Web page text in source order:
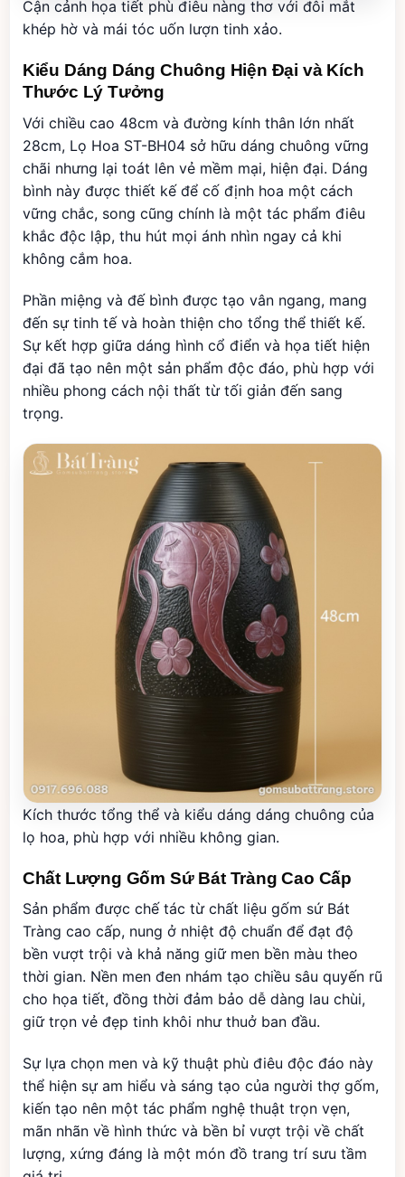
Cận cảnh họa tiết phù điêu nàng thơ với đôi mắt
khép hờ và mái tóc uốn lượn tinh xảo.
Kiểu Dáng Dáng Chuông Hiện Đại và Kích
Thước Lý Tưởng
Với chiều cao 48cm và đường kính thân lớn nhất
28cm, Lọ Hoa ST-BH04 sở hữu dáng chuông vững
chãi nhưng lại toát lên vẻ mềm mại, hiện đại. Dáng
bình này được thiết kế để cố định hoa một cách
vững chắc, song cũng chính là một tác phẩm điêu
khắc độc lập, thu hút mọi ánh nhìn ngay cả khi
không cắm hoa.
Phần miệng và đế bình được tạo vân ngang, mang
đến sự tinh tế và hoàn thiện cho tổng thể thiết kế.
Sự kết hợp giữa dáng hình cổ điển và họa tiết hiện
đại đã tạo nên một sản phẩm độc đáo, phù hợp với
nhiều phong cách nội thất từ tối giản đến sang
trọng.
Kích thước tổng thể và kiểu dáng dáng chuông của
lọ hoa, phù hợp với nhiều không gian.
Chất Lượng Gốm Sứ Bát Tràng Cao Cấp
Sản phẩm được chế tác từ chất liệu gốm sứ Bát
Tràng cao cấp, nung ở nhiệt độ chuẩn để đạt độ
bền vượt trội và khả năng giữ men bền màu theo
thời gian. Nền men đen nhám tạo chiều sâu quyến rũ
cho họa tiết, đồng thời đảm bảo dễ dàng lau chùi,
giữ trọn vẻ đẹp tinh khôi như thuở ban đầu.
Sự lựa chọn men và kỹ thuật phù điêu độc đáo này
thể hiện sự am hiểu và sáng tạo của người thợ gốm,
kiến tạo nên một tác phẩm nghệ thuật trọn vẹn,
mãn nhãn về hình thức và bền bỉ vượt trội về chất
lượng, xứng đáng là một món đồ trang trí sưu tầm